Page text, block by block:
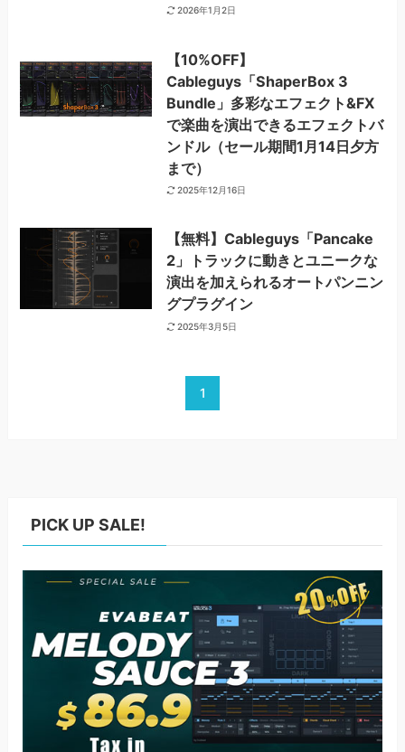
2026年1月2日
【10%OFF】
Cableguys「ShaperBox 3
Bundle」多彩なエフェクト&FX
で楽曲を演出できるエフェクトバ
ンドル（セール期間1月14日夕方
まで）
2025年12月16日
【無料】Cableguys「Pancake
2」トラックに動きとユニークな
演出を加えられるオートパンニン
グプラグイン
2025年3月5日
1
PICK UP SALE!